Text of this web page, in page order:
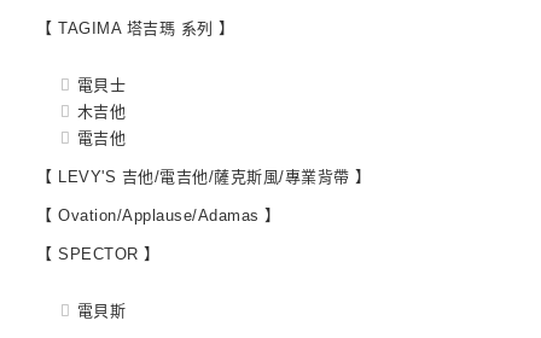
【 TAGIMA 塔吉瑪 系列 】
電貝士
木吉他
電吉他
【 LEVY'S 吉他/電吉他/薩克斯風/專業背帶 】
【 Ovation/Applause/Adamas 】
【 SPECTOR 】
電貝斯